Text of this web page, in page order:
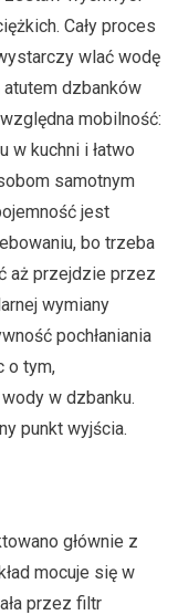
Cały proces
wlać wodę
dzbanków
mobilność:
w kuchni i łatwo
samotnym
jest
bo trzeba
aż przejdzie przez
wymiany
pochłaniania
o tym,
w dzbanku.
punkt wyjścia.
głównie z
mocuje się w
przez filtr